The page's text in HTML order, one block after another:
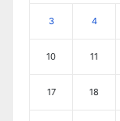
3 4
10 11
17 18